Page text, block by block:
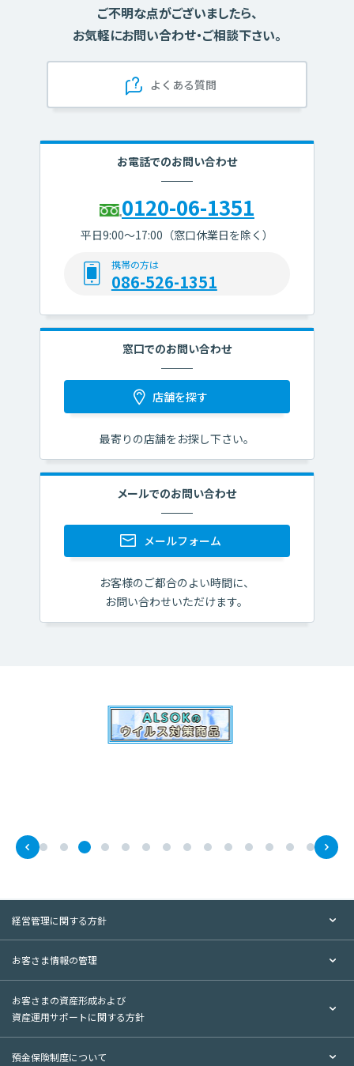
（業務内容）
①預金業務、為替業務、両替業務、融資業務、外国為替
②公共債・投信販売業務、保険販売業務、金融商品仲介
業務、信託業務、社債業務等、法令により信用金庫が営
むことができる業務及びこれらに付随する業務
付随する業務（今後取扱いが認められる業務を含む）
申込の受付のため
②法令等に基づくご本人様の確認等や、金融商品やサ
③預金取引や融資取引等における期日管理等、継続的
なお取引における管理のため
ため
⑤適合性の原則等に照らした判断等、金融商品やサー
ビスの提供にかかる妥当性の判断のため
⑥与信事業に際して当金庫が加盟する個人信用情報機
関に個人情報を提供する場合等、適切な業務の遂行に必
⑦他の事業者等から個人情報の処理の全部又は一部に
ついて委託された場合等において、委託された当該業務
を適切に遂行するため
⑧お客様との契約や法律等に基づく権利の行使や義務
⑨市場調査、ならびにデータ分析やアンケートの実施
等による金融商品やサービスの研究や開発のため
⑩ダイレクトメールの発送等、金融商品やサービスに
関する各種ご提案のため
⑪提携会社等の商品やサービスの各種ご提案のため
（法令等による利用目的の限定）
①信用金庫法施行規則第１１０条等により、個人信用
報等の特別の非公開情報は、適切な業務運営その他の必
Ｂ．特定個人情報等の利用目的
①出資配当金の支払に関する法定書類作成・提供事務
のため
②金融商品取引に関する口座開設の申請・届出事務の
ため
③金融商品取引に関する法定書類作成・提供事務のため
④金地金取引に関する法定書類作成・提供事務のため
⑤国外送金等取引に関する法定書類作成・提供事務のた
ご不明な点がございましたら、
お気軽にお問い合わせ・ご相談下さい。
よくある質問
お電話でのお問い合わせ
0120-06-1351
平日9:00～17:00（窓口休業日を除く）
携帯の方は
086-526-1351
窓口でのお問い合わせ
店舗を探す
最寄りの店舗をお探し下さい。
メールでのお問い合わせ
メールフォーム
お客様のご都合のよい時間に、
お問い合わせいただけます。
経営管理に関する方針
お客さま情報の管理
お客さまの資産形成および
資産運用サポートに関する方針
預金保険制度について